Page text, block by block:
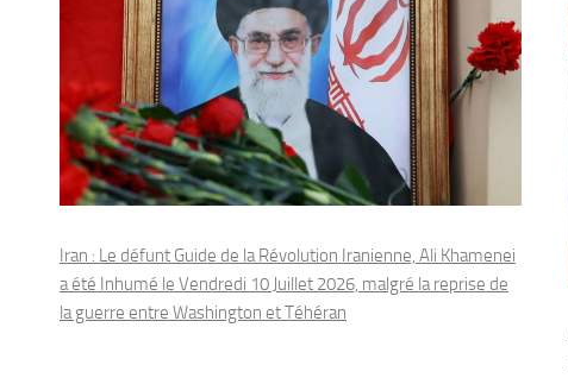
Iran : Le défunt Guide de la Révolution Iranienne, Ali Khamenei
a été Inhumé le Vendredi 10 Juillet 2026, malgré la reprise de
la guerre entre Washington et Téhéran